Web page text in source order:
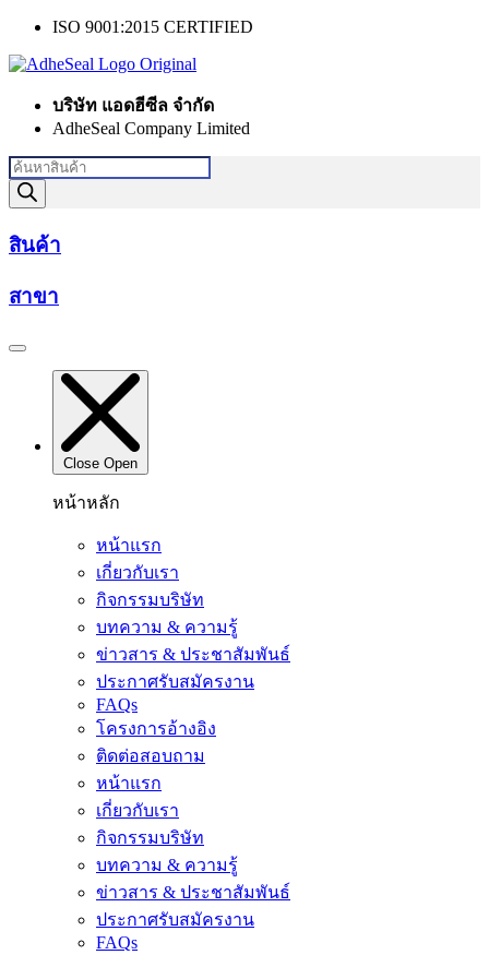
Skip
content
ISO 9001:2015 CERTIFIED
บริษัท แอดฮีซีล จำกัด
AdheSeal Company Limited
Products
search
สินค้า
สาขา
Close Open
หน้าหลัก
หน้าแรก
เกี่ยวกับเรา
กิจกรรมบริษัท
บทความ & ความรู้
ข่าวสาร & ประชาสัมพันธ์
ประกาศรับสมัครงาน
FAQs
โครงการอ้างอิง
ติดต่อสอบถาม
หน้าแรก
เกี่ยวกับเรา
กิจกรรมบริษัท
บทความ & ความรู้
ข่าวสาร & ประชาสัมพันธ์
ประกาศรับสมัครงาน
FAQs